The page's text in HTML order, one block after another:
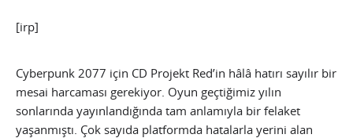
[irp]
Cyberpunk 2077 için CD Projekt Red’in hâlâ hatırı sayılır bir
mesai harcaması gerekiyor. Oyun geçtiğimiz yılın
sonlarında yayınlandığında tam anlamıyla bir felaket
yaşanmıştı. Çok sayıda platformda hatalarla yerini alan